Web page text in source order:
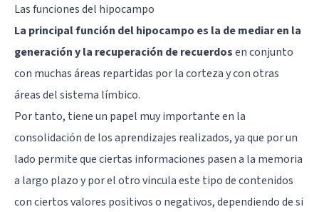
Las funciones del hipocampo
La principal función del hipocampo es la de mediar en la
generación y la recuperación de recuerdosen conjunto
con muchas áreas repartidas por la corteza y con otras
áreas del sistema límbico.
Por tanto, tiene un papel muy importante en la
consolidación de los aprendizajes realizados, ya que por un
lado permite que ciertas informaciones pasen a la memoria
a largo plazo y por el otro vincula este tipo de contenidos
con ciertos valores positivos o negativos, dependiendo de si